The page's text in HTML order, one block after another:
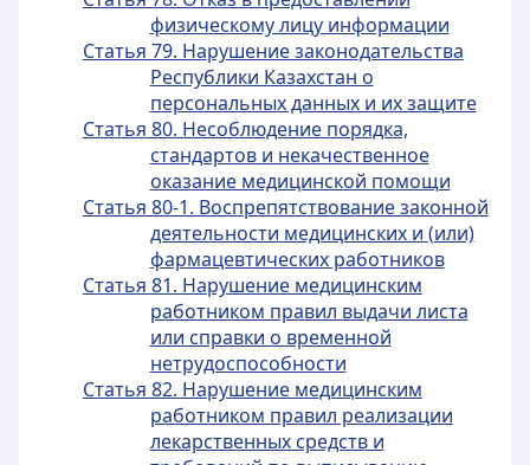
физическому лицу информации
Статья 79. Нарушение законодательства
Республики Казахстан о
персональных данных и их защите
Статья 80. Несоблюдение порядка,
стандартов и некачественное
оказание медицинской помощи
Статья 80-1. Воспрепятствование законной
деятельности медицинских и (или)
фармацевтических работников
Статья 81. Нарушение медицинским
работником правил выдачи листа
или справки о временной
нетрудоспособности
Статья 82. Нарушение медицинским
работником правил реализации
лекарственных средств и